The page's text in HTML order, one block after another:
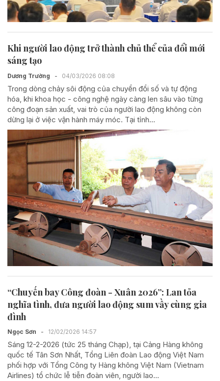
Khi người lao động trở thành chủ thể của đổi mới
sáng tạo
Dương Trường - 04/03/2026 08:08
Trong dòng chảy sôi động của chuyển đổi số và tự động
hóa, khi khoa học - công nghệ ngày càng len sâu vào từng
công đoạn sản xuất, vai trò của người lao động không còn
dừng lại ở việc vận hành máy móc. Tại tỉnh...
“Chuyến bay Công đoàn - Xuân 2026”: Lan tỏa
nghĩa tình, đưa người lao động sum vầy cùng gia
đình
Ngọc Sơn - 12/02/2026 14:57
Sáng 12-2-2026 (tức 25 tháng Chạp), tại Cảng Hàng không
quốc tế Tân Sơn Nhất, Tổng Liên đoàn Lao động Việt Nam
phối hợp với Tổng Công ty Hàng không Việt Nam (Vietnam
Airlines) tổ chức lễ tiễn đoàn viên, người lao...